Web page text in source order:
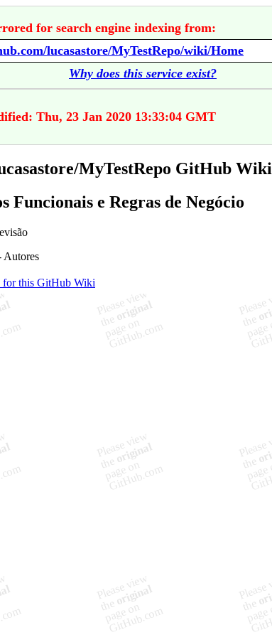
for search engine indexing from:
lucasastore/MyTestRepo/wiki/Home
Why does this service exist?
Thu, 23 Jan 2020 13:33:04 GMT
MyTestRepo GitHub Wiki
Funcionais e Regras de Negócio
Autores
this GitHub Wiki